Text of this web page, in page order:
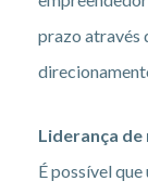
prazo através
Liderança de
É possível